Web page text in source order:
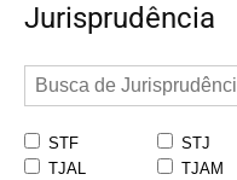
Jurisprudência
STF STJ
TJAL
TJAM